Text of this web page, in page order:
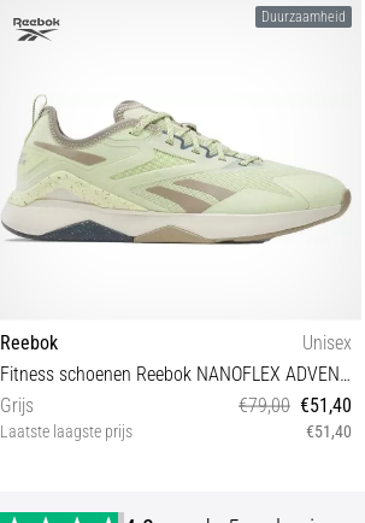
Duurzaamheid
Reebok
Unisex
Fitness schoenen Reebok NANOFLEX ADVENTURE TR 2
Grijs
€79,00 €51,40
Laatste laagste prijs €51,40